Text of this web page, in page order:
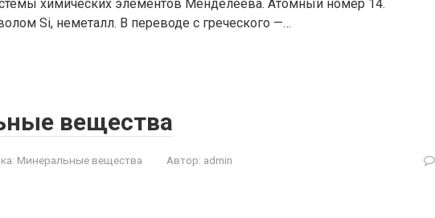
химических элементов Менделеева. Атомный номер 14.
Si, неметалл. В переводе с греческого —…
вещества
Минеральные вещества Автор: admin